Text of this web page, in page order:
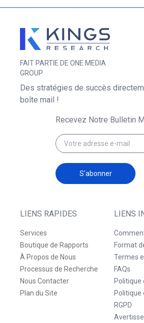
FAIT PARTIE DE ONE MEDIA
GROUP
LIENS RAPIDES
Services
Boutique de Rapports
À Propos de Nous
Processus de Recherche
Nous Contacter
Plan du Site
LIENS
Format
Termes
FAQs
Politique
Politique
RGPD
Des stratégies de succès
boîte mail !
Recevez Notre Bulletin
S'abonner